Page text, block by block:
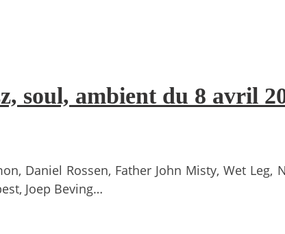
soul, ambient du 8 avril
Daniel Rossen, Father John Misty, Wet Leg,
Joep Beving…